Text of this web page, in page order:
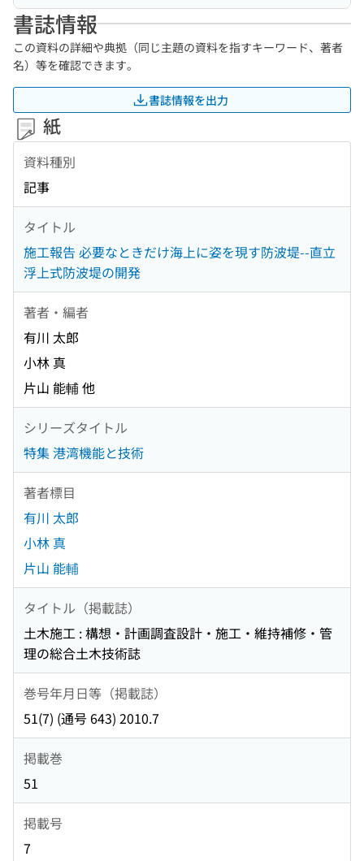
書誌情報
この資料の詳細や典拠（同じ主題の資料を指すキーワード、著者
名）等を確認できます。
書誌情報を出力
紙
資料種別
記事
タイトル
施工報告 必要なときだけ海上に姿を現す防波堤--直立
浮上式防波堤の開発
著者・編者
有川 太郎
小林 真
片山 能輔 他
シリーズタイトル
特集 港湾機能と技術
著者標目
有川 太郎
小林 真
片山 能輔
タイトル（掲載誌）
土木施工 : 構想・計画調査設計・施工・維持補修・管
理の総合土木技術誌
巻号年月日等（掲載誌）
51(7) (通号 643) 2010.7
掲載巻
51
掲載号
7